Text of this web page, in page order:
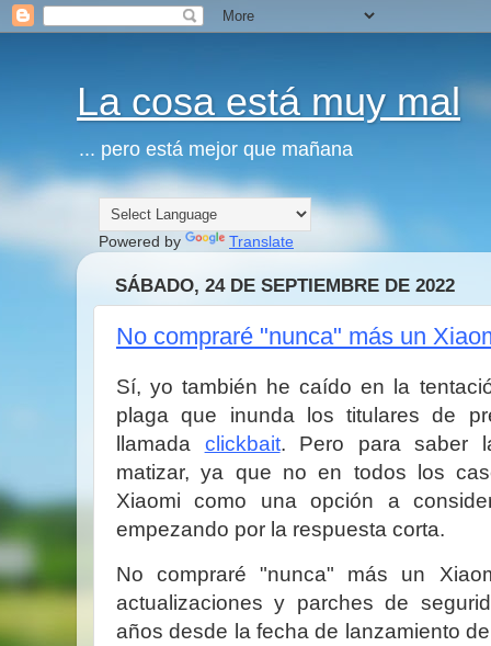
La cosa está muy mal
... pero está mejor que mañana
Powered by Translate
SÁBADO, 24 DE SEPTIEMBRE DE 2022
No compraré "nunca" más un
Sí, yo también he caído en la
plaga que inunda los titulares de
llamada clickbait. Pero para saber
matizar, ya que no en todos los
Xiaomi como una opción a
empezando por la respuesta corta.
No compraré "nunca" más un
actualizaciones y parches de
años desde la fecha de lanzamiento